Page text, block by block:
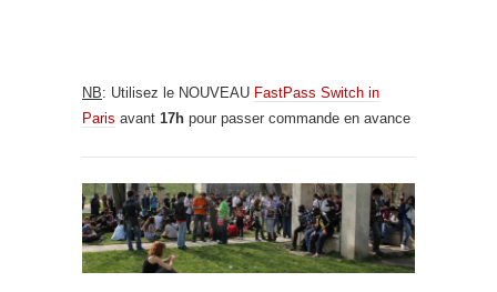
NB: Utilisez le NOUVEAU FastPass Switch in
Paris avant 17h pour passer commande en avance